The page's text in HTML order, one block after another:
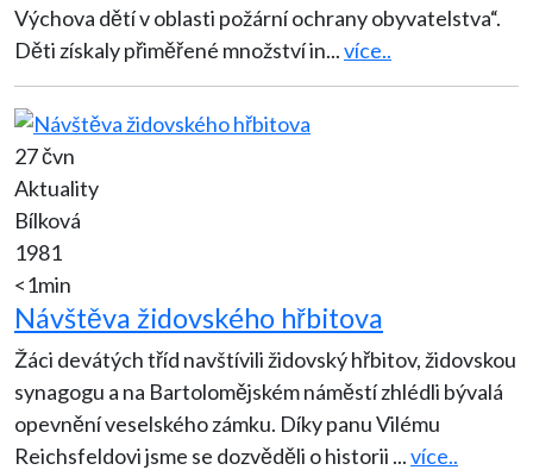
Výchova dětí v oblasti požární ochrany obyvatelstva“.
Děti získaly přiměřené množství in...více..
27 čvn
Aktuality
Bílková
1981
<1min
Návštěva židovského hřbitova
Žáci devátých tříd navštívili židovský hřbitov, židovskou
synagogu a na Bartolomějském náměstí zhlédli bývalá
opevnění veselského zámku. Díky panu Vilému
Reichsfeldovi jsme se dozvěděli o historii ...více..